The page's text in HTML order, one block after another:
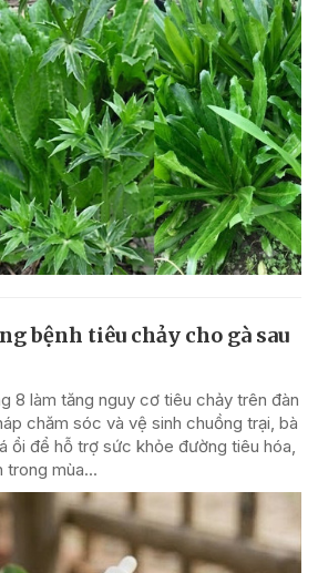
bệnh tiêu chảy cho gà sau
8 làm tăng nguy cơ tiêu chảy trên đàn
chăm sóc và vệ sinh chuồng trại, bà
ổi để hỗ trợ sức khỏe đường tiêu hóa,
trong mùa...